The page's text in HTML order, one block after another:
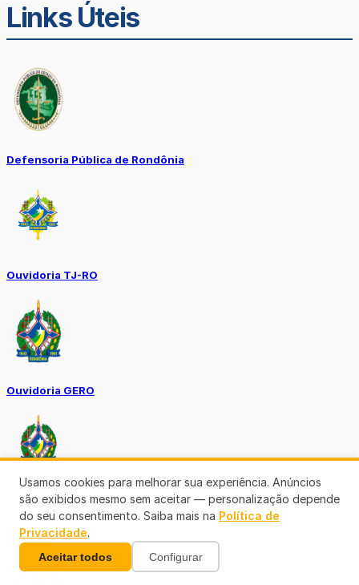
Links Úteis
Defensoria Pública de Rondônia
Ouvidoria TJ-RO
Ouvidoria GERO
Diário Oficial ALE
Usamos cookies para melhorar sua experiência. Anúncios
são exibidos mesmo sem aceitar — personalização depende
do seu consentimento. Saiba mais na Política de
Privacidade.
Aceitar todos Configurar